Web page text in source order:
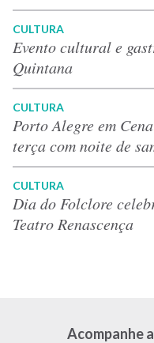
CULTURA
Evento cultural e
Quintana
CULTURA
Porto Alegre em
terça com noite de
CULTURA
Dia do Folclore
Teatro Renascença
Acompanhe